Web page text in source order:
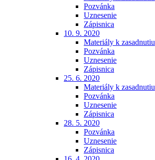
Pozvánka
Uznesenie
Zápisnica
10. 9. 2020
Materiály k zasadnutiu
Pozvánka
Uznesenie
Zápisnica
25. 6. 2020
Materiály k zasadnutiu
Pozvánka
Uznesenie
Zápisnica
28. 5. 2020
Pozvánka
Uznesenie
Zápisnica